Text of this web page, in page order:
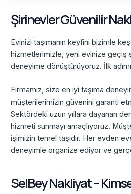
Şirinevler Güvenilir
Evinizi taşımanın keyfini bizimle
hizmetlerimizle, yeni evinize geçiş
deneyime dönüştürüyoruz. İlk
Firmamız, size en iyi taşıma
müşterilerimizin güvenini garanti
Sektördeki uzun yıllara dayanan
hizmeti sunmayı amaçlıyoruz.
işimizin temel taşıdır. Her evden
deneyimle organize ediyor ve
SelBey Nakliyat –